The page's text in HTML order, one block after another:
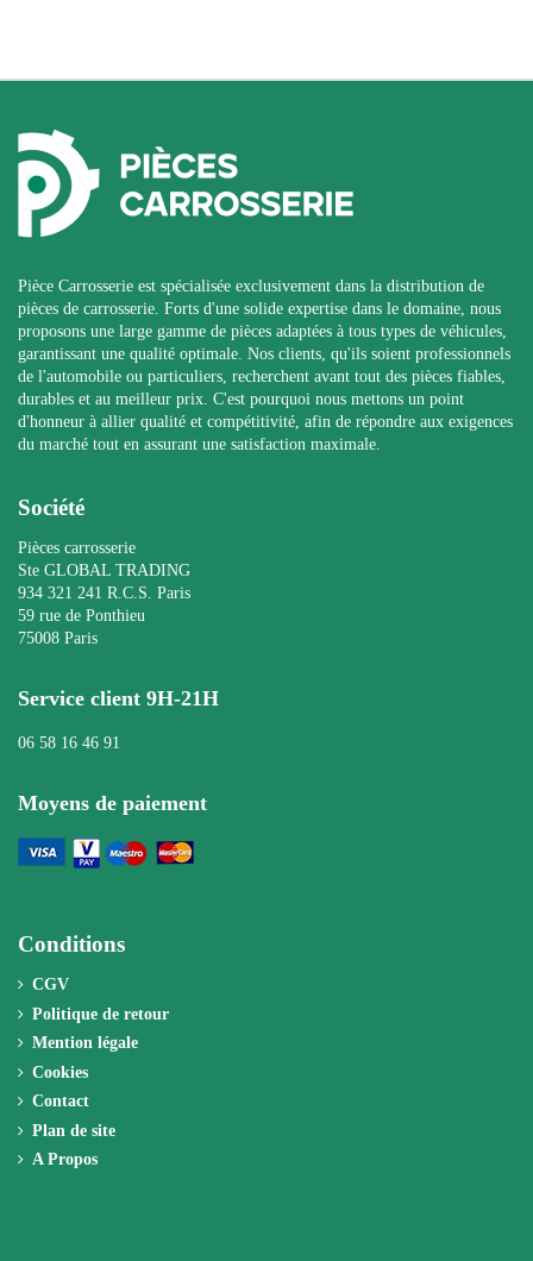
Pièce Carrosserie est spécialisée exclusivement dans la distribution de
pièces de carrosserie. Forts d'une solide expertise dans le domaine, nous
proposons une large gamme de pièces adaptées à tous types de véhicules,
garantissant une qualité optimale. Nos clients, qu'ils soient professionnels
de l'automobile ou particuliers, recherchent avant tout des pièces fiables,
durables et au meilleur prix. C'est pourquoi nous mettons un point
d'honneur à allier qualité et compétitivité, afin de répondre aux exigences
du marché tout en assurant une satisfaction maximale.
Société
Pièces carrosserie
Ste GLOBAL TRADING
934 321 241 R.C.S. Paris
59 rue de Ponthieu
75008 Paris
Service client 9H-21H
06 58 16 46 91
Moyens de paiement
Conditions
CGV
Politique de retour
Mention légale
Cookies
Contact
Plan de site
A Propos